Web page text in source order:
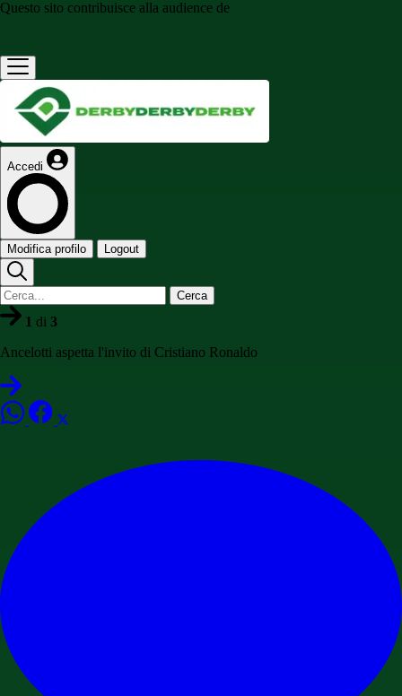
Questo sito contribuisce alla audience de
Accedi
Modifica profilo Logout
Cerca
1 di 3
Ancelotti aspetta l'invito di Cristiano Ronaldo